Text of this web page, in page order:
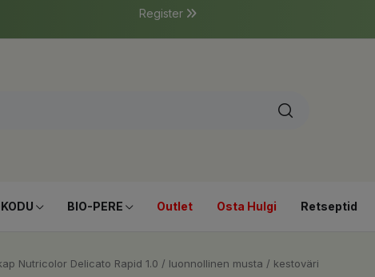
Register
BIO-PERE Outlet Osta Hulgi Retseptid
Nutricolor Delicato Rapid 1.0 / luonnollinen musta / kestoväri